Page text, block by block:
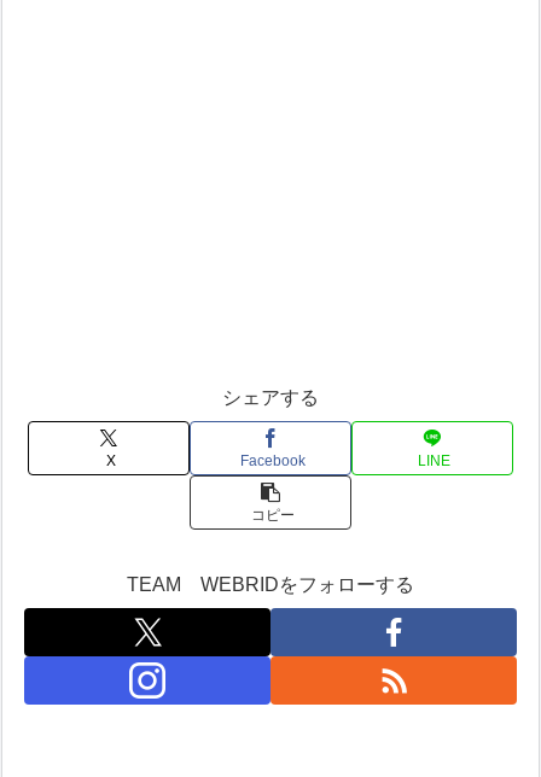
シェアする
X Facebook LINE
コピー
TEAM WEBRIDをフォローする